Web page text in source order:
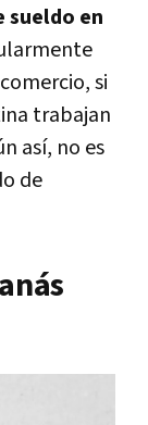
sueldo en
si
trabajan
así, no es
de